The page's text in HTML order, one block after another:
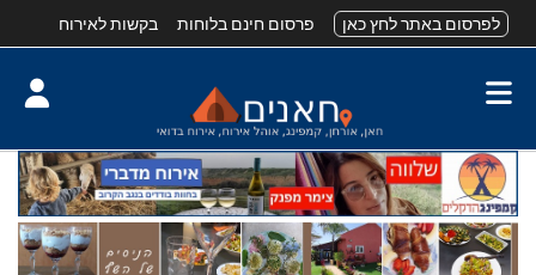
לפרסום באתר לחץ כאן פרסום חינם בלוחות בקשות לאירוח